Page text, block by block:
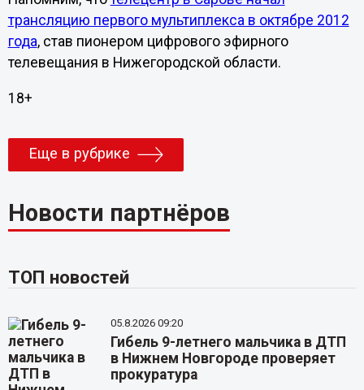
трансляцию первого мультиплекса в октябре 2012
года, став пионером цифрового эфирного
телевещания в Нижегородской области.
18+
Еще в рубрике
Новости партнёров
ТОП новостей
05.8.2026 09:20
Гибель 9-летнего мальчика в ДТП
в Нижнем Новгороде проверяет
прокуратура